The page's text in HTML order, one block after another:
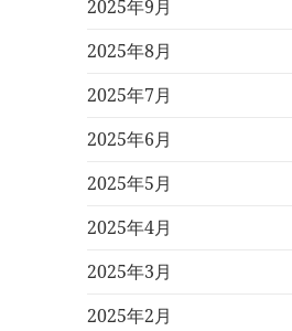
2025年9月
2025年8月
2025年7月
2025年6月
2025年5月
2025年4月
2025年3月
2025年2月